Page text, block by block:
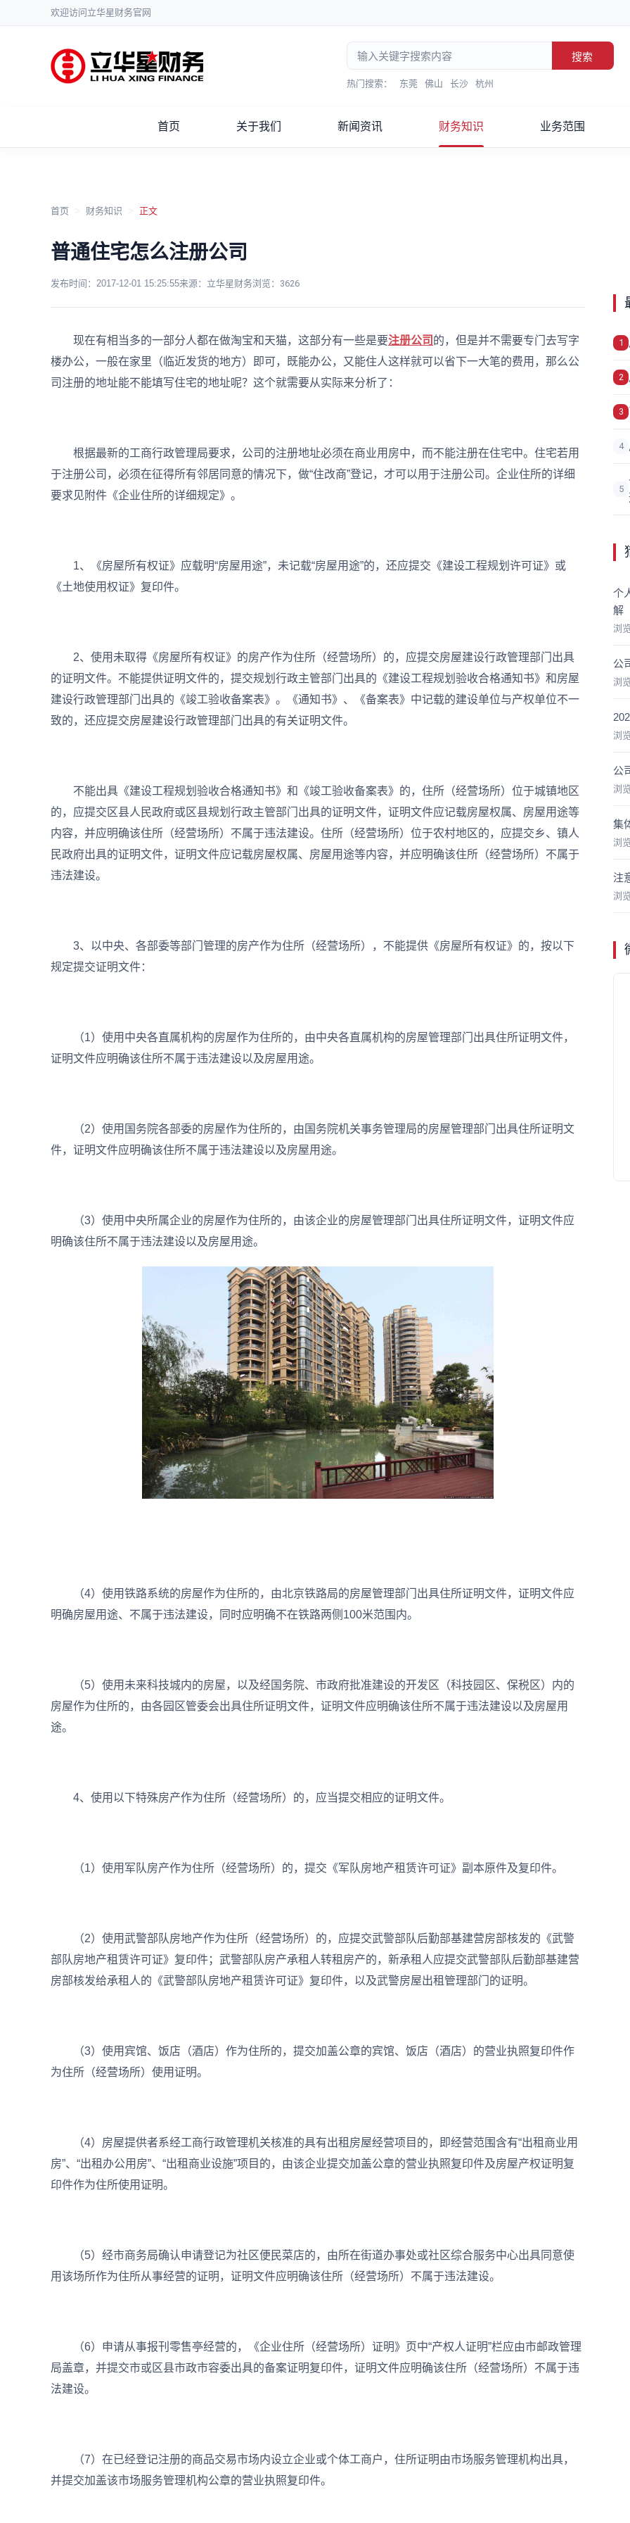
欢迎访问立华星财务官网
搜索
热门搜索： 东莞 佛山 长沙 杭州
首页 关于我们 新闻资讯 财务知识 业务范围
首页 财务知识 正文
普通住宅怎么注册公司
发布时间： 2017-12-01 15:25:55来源：立华星财务浏览： 3626
现在有相当多的一部分人都在做淘宝和天猫，这部分有一些是要注册公司 的，但是并不需要专门去写字
楼办公，一般在家里（临近发货的地方）即可，既能办公，又能住人这样就可以省下一大笔的费用，那么公
司注册的地址能不能填写住宅的地址呢？这个就需要从实际来分析了：
根据最新的工商行政管理局要求，公司的注册地址必须在商业用房中，而不能注册在住宅中。住宅若用
于注册公司，必须在征得所有邻居同意的情况下，做“住改商”登记，才可以用于注册公司。企业住所的详细
要求见附件《企业住所的详细规定》。
1、《房屋所有权证》应载明“房屋用途”，未记载“房屋用途”的，还应提交《建设工程规划许可证》或
《土地使用权证》复印件。
2、使用未取得《房屋所有权证》的房产作为住所（经营场所）的，应提交房屋建设行政管理部门出具
的证明文件。不能提供证明文件的，提交规划行政主管部门出具的《建设工程规划验收合格通知书》和房屋
建设行政管理部门出具的《竣工验收备案表》。《通知书》、《备案表》中记载的建设单位与产权单位不一
致的，还应提交房屋建设行政管理部门出具的有关证明文件。
不能出具《建设工程规划验收合格通知书》和《竣工验收备案表》的，住所（经营场所）位于城镇地区
的，应提交区县人民政府或区县规划行政主管部门出具的证明文件，证明文件应记载房屋权属、房屋用途等
内容，并应明确该住所（经营场所）不属于违法建设。住所（经营场所）位于农村地区的，应提交乡、镇人
民政府出具的证明文件，证明文件应记载房屋权属、房屋用途等内容，并应明确该住所（经营场所）不属于
违法建设。
3、以中央、各部委等部门管理的房产作为住所（经营场所），不能提供《房屋所有权证》的，按以下
规定提交证明文件：
（1）使用中央各直属机构的房屋作为住所的，由中央各直属机构的房屋管理部门出具住所证明文件，
证明文件应明确该住所不属于违法建设以及房屋用途。
（2）使用国务院各部委的房屋作为住所的，由国务院机关事务管理局的房屋管理部门出具住所证明文
件，证明文件应明确该住所不属于违法建设以及房屋用途。
（3）使用中央所属企业的房屋作为住所的，由该企业的房屋管理部门出具住所证明文件，证明文件应
明确该住所不属于违法建设以及房屋用途。
（4）使用铁路系统的房屋作为住所的，由北京铁路局的房屋管理部门出具住所证明文件，证明文件应
明确房屋用途、不属于违法建设，同时应明确不在铁路两侧100米范围内。
（5）使用未来科技城内的房屋，以及经国务院、市政府批准建设的开发区（科技园区、保税区）内的
房屋作为住所的，由各园区管委会出具住所证明文件，证明文件应明确该住所不属于违法建设以及房屋用
途。
4、使用以下特殊房产作为住所（经营场所）的，应当提交相应的证明文件。
（1）使用军队房产作为住所（经营场所）的，提交《军队房地产租赁许可证》副本原件及复印件。
（2）使用武警部队房地产作为住所（经营场所）的，应提交武警部队后勤部基建营房部核发的《武警
部队房地产租赁许可证》复印件；武警部队房产承租人转租房产的，新承租人应提交武警部队后勤部基建营
房部核发给承租人的《武警部队房地产租赁许可证》复印件，以及武警房屋出租管理部门的证明。
（3）使用宾馆、饭店（酒店）作为住所的，提交加盖公章的宾馆、饭店（酒店）的营业执照复印件作
为住所（经营场所）使用证明。
（4）房屋提供者系经工商行政管理机关核准的具有出租房屋经营项目的，即经营范围含有“出租商业用
房”、“出租办公用房”、“出租商业设施”项目的，由该企业提交加盖公章的营业执照复印件及房屋产权证明复
印件作为住所使用证明。
（5）经市商务局确认申请登记为社区便民菜店的，由所在街道办事处或社区综合服务中心出具同意使
用该场所作为住所从事经营的证明，证明文件应明确该住所（经营场所）不属于违法建设。
（6）申请从事报刊零售亭经营的，《企业住所（经营场所）证明》页中“产权人证明”栏应由市邮政管理
局盖章，并提交市或区县市政市容委出具的备案证明复印件，证明文件应明确该住所（经营场所）不属于违
法建设。
（7）在已经登记注册的商品交易市场内设立企业或个体工商户，住所证明由市场服务管理机构出具，
并提交加盖该市场服务管理机构公章的营业执照复印件。
1
2
3
4
5
个
解
浏
公
浏
浏
公
浏
集
浏
注
浏